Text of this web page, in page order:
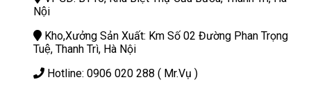
Nội
Kho,Xưởng Sản Xuất: Km Số 02 Đường Phan Trọng
Tuệ, Thanh Trì, Hà Nội
Hotline: 0906 020 288 ( Mr.Vụ )